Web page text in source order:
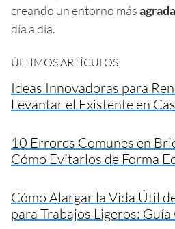
creando un entorno más
día a día.
ÚLTIMOS ARTÍCULOS
Ideas Innovadoras para
Levantar el Existente en
10 Errores Comunes en
Cómo Evitarlos de Forma
Cómo Alargar la Vida Útil
para Trabajos Ligeros: